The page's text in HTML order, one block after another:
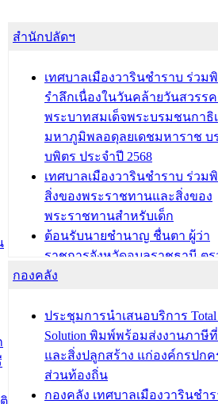
สำนักปลัดฯ
เทศบาลเมืองวารินชำราบ ร่วม
รำลึกเนื่องในวันคล้ายวันสวรร
พระบาทสมเด็จพระบรมชนกาธิ
มหาภูมิพลอดุลยเดชมหาราช บ
บพิตร ประจำปี 2568
เทศบาลเมืองวารินชำราบ ร่วม
สิ่งของพระราชทานและสิ่งของ
พระราชทานสำหรับเด็ก
ต้อนรับนายชำนาญ ชื่นตา ผู้ว่า
ราชการจังหวัดอุบลราชธานี ตร
ความเรียบร้อยของสถานที่ในกา
องคมนตรี
สำนักทะเบียนท้องถิ่นเทศบาลเมื
วารินชำราบ ดำเนินการมอบทะเ
บ้าน ทร.14 และบัตรประจำตัว
ประชาชนบุคคลประเภท 8 แก่บุ
กองคลัง
ประชุมการนำเสนอบริการ Total
Solution พิมพ์พร้อมส่งงานภาษี
และสิ่งปลูกสร้าง แก่องค์กรปกค
ส่วนท้องถิ่น
กองคลัง เทศบาลเมืองวารินชำ